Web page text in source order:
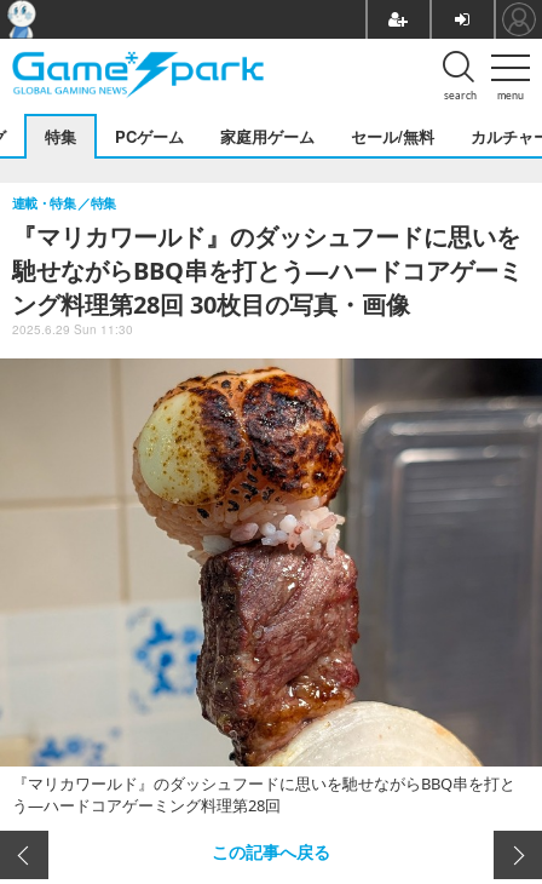
menu
search
特集 PCゲーム 家庭用ゲーム セール/無料 カルチャ
『マリカワールド』のダッシュフードに思いを
馳せながらBBQ串を打とう―ハードコアゲーミ
ング料理第28回 30枚目の写真・画像
連載・特集 特集
2025.6.29 Sun 11:30
『マリカワールド』のダッシュフードに思いを馳せながらBBQ串を打と
う―ハードコアゲーミング料理第28回
この記事へ戻る